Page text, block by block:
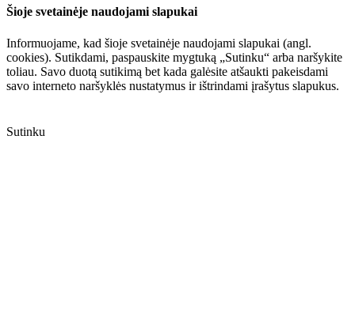
Šioje svetainėje naudojami slapukai
Informuojame, kad šioje svetainėje naudojami slapukai (angl.
cookies). Sutikdami, paspauskite mygtuką „Sutinku“ arba naršykite
toliau. Savo duotą sutikimą bet kada galėsite atšaukti pakeisdami
savo interneto naršyklės nustatymus ir ištrindami įrašytus slapukus.
Sutinku